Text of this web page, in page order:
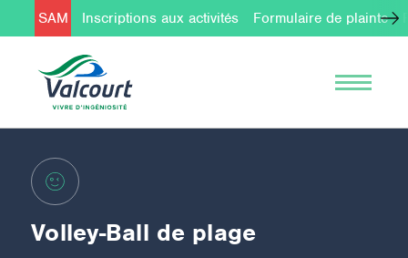
SAM Inscriptions aux activités Formulaire de plainte
Volley-Ball de plage